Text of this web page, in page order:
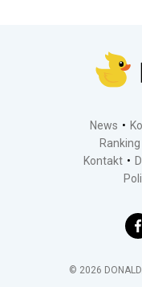
News
Ranking
Kontakt
© 2026